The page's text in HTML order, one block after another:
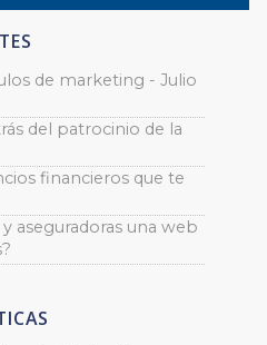
de marketing - Julio
del patrocinio de la
financieros que te
aseguradoras una web